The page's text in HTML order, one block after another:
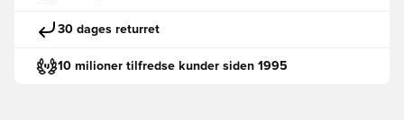
30 dages returret
10 milioner tilfredse kunder siden 1995